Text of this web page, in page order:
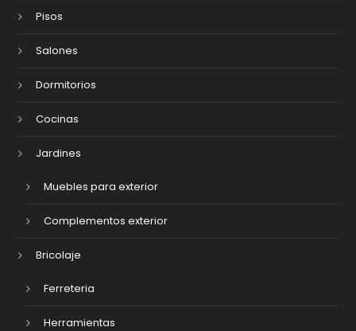
Pisos
Salones
Dormitorios
Cocinas
Jardines
Muebles para exterior
Complementos exterior
Bricolaje
Ferreteria
Herramientas